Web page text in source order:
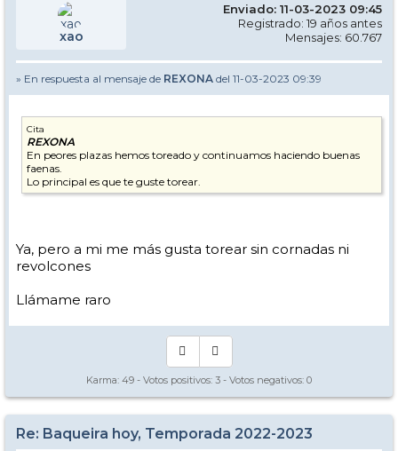
xao
Enviado: 11-03-2023 09:45
Registrado: 19 años antes
Mensajes: 60.767
» En respuesta al mensaje de REXONA del 11-03-2023 09:39
Cita
REXONA
En peores plazas hemos toreado y continuamos haciendo buenas
faenas.
Lo principal es que te guste torear.
Ya, pero a mi me más gusta torear sin cornadas ni
revolcones
Llámame raro
Karma: 49 - Votos positivos: 3 - Votos negativos: 0
Re: Baqueira hoy, Temporada 2022-2023